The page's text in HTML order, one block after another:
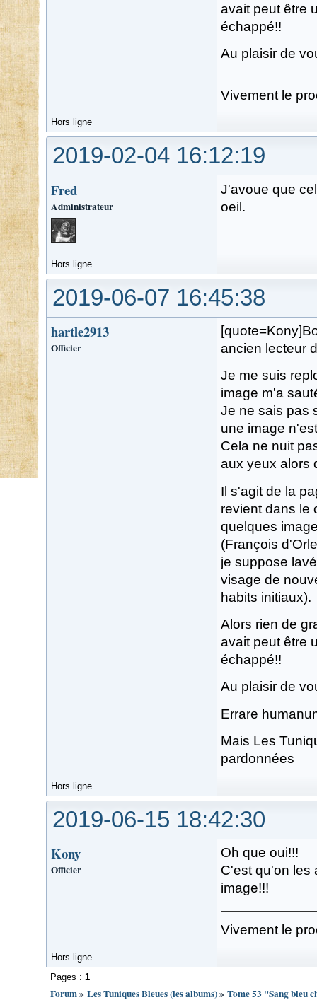
avait peut être
échappé!!
Au plaisir de
Vivement le
Hors ligne
2019-02-04 16:12:19
Fred
Administrateur
J'avoue que
oeil.
Hors ligne
2019-06-07 16:45:38
hartle2913
Officier
ancien lecteur
Je me suis
image m'a
Je ne sais pas
une image
Cela ne nuit
aux yeux alors
Il s'agit de la
revient dans le
quelques
(François
je suppose
visage de
habits initiaux).
Alors rien de
avait peut être
échappé!!
Au plaisir de
Errare
Mais Les
pardonnées
Hors ligne
2019-06-15 18:42:30
Kony
Officier
Oh que oui!!!
C'est qu'on les
image!!!
Vivement le
Hors ligne
Pages : 1
Forum» Les Tuniques Bleues (les albums)» Tome 53 "Sang bleu